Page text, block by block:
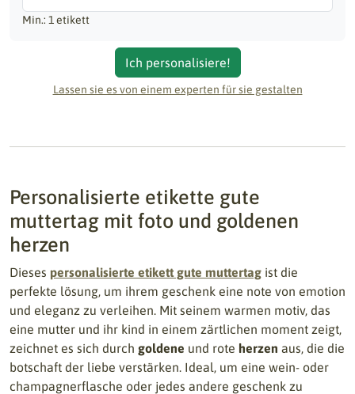
Min.: 1 etikett
Lassen sie es von einem experten für sie gestalten
Ich personalisiere!
Personalisierte etikette gute
muttertag mit foto und goldenen
herzen
Dieses personalisierte etikett gute muttertag ist die
perfekte lösung, um ihrem geschenk eine note von emotion
und eleganz zu verleihen. Mit seinem warmen motiv, das
eine mutter und ihr kind in einem zärtlichen moment zeigt,
zeichnet es sich durch goldene und rote herzen aus, die die
botschaft der liebe verstärken. Ideal, um eine wein- oder
champagnerflasche oder jedes andere geschenk zu